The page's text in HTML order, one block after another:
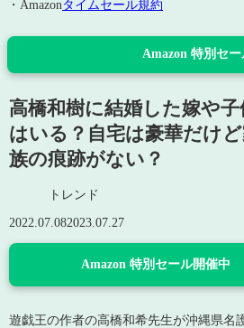
・Amazonタイムセール規約
Amazon 特別セ
高橋和樹に結婚した嫁や子
はいる？自宅は豪華だけ
族の痕跡がない？
トレンド
2022.07.082023.07.27
Amazon 特別セール開催中
遊戯王の作者の高橋和希先生が沖縄県名